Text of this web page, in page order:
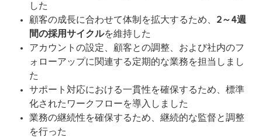
した
顧客の成長に合わせて体制を拡大するため、 2～4週
間の採用サイクルを維持した
アカウントの設定、顧客との調整、および社内のフ
ォローアップに関連する定期的な業務を担当しまし
た
サポート対応における一貫性を確保するため、標準
化されたワークフローを導入しました
業務の継続性を確保するため、継続的な監督と調整
を行った